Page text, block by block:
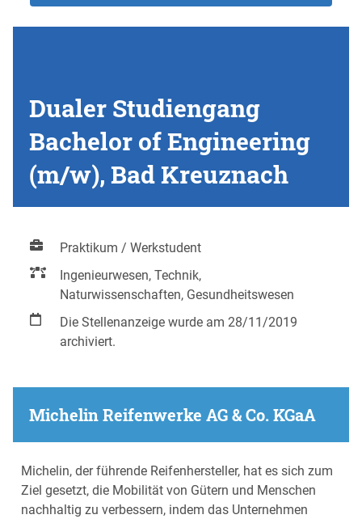
Dualer Studiengang
Bachelor of Engineering
(m/w), Bad Kreuznach
Praktikum / Werkstudent
Ingenieurwesen, Technik,
Naturwissenschaften, Gesundheitswesen
Die Stellenanzeige wurde am 28/11/2019
archiviert.
Michelin Reifenwerke AG & Co. KGaA
Michelin, der führende Reifenhersteller, hat es sich zum
Ziel gesetzt, die Mobilität von Gütern und Menschen
nachhaltig zu verbessern, indem das Unternehmen